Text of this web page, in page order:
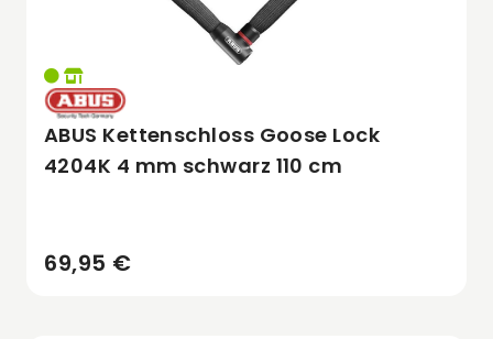
ABUS Kettenschloss Goose Lock
4204K 4 mm schwarz 110 cm
69,95 €